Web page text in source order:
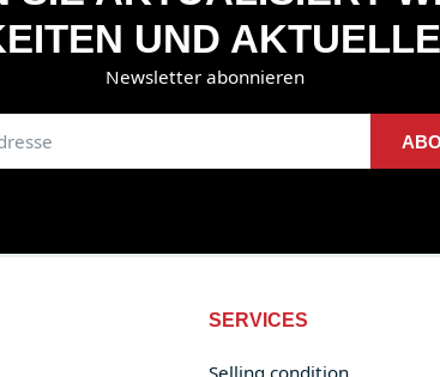
UND
Newsletter abonnieren
SERVICES